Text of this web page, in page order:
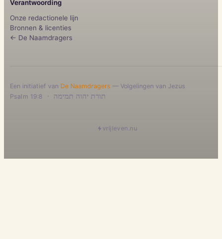
Verantwoording
Onze redactionele lijn
Bronnen & licenties
← De Naamdragers
Een initiatief van De Naamdragers — Volgelingen van Jezus
תורת יהוה תמימה ·
Psalm 19:8
vrijleven.nu